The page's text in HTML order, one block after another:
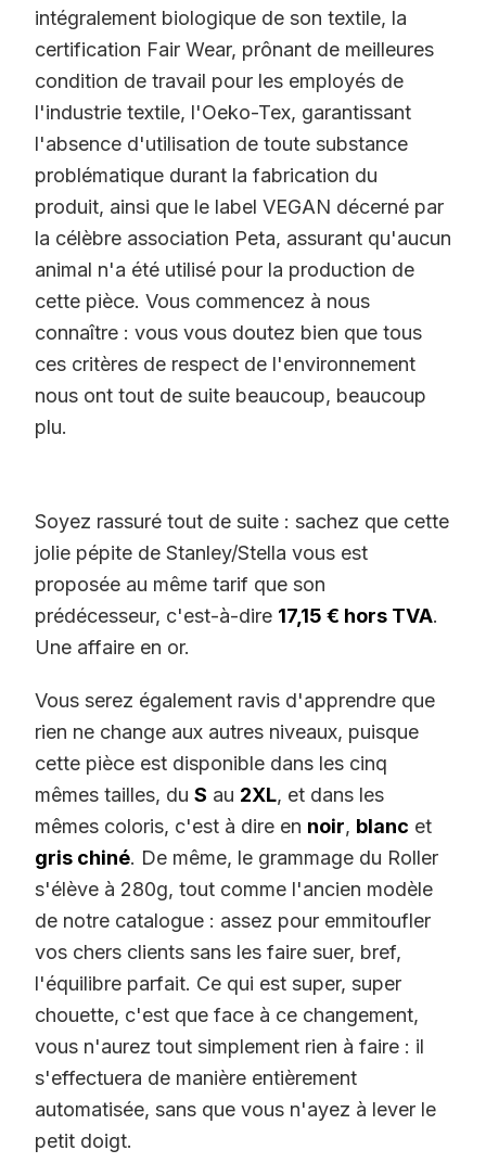
intégralement biologique de son textile, la
certification Fair Wear, prônant de meilleures
condition de travail pour les employés de
l'industrie textile, l'Oeko-Tex, garantissant
l'absence d'utilisation de toute substance
problématique durant la fabrication du
produit, ainsi que le label VEGAN décerné par
la célèbre association Peta, assurant qu'aucun
animal n'a été utilisé pour la production de
cette pièce. Vous commencez à nous
connaître : vous vous doutez bien que tous
ces critères de respect de l'environnement
nous ont tout de suite beaucoup, beaucoup
plu.
Soyez rassuré tout de suite : sachez que cette
jolie pépite de Stanley/Stella vous est
proposée au même tarif que son
prédécesseur, c'est-à-dire 17,15 € hors TVA.
Une affaire en or.
Vous serez également ravis d'apprendre que
rien ne change aux autres niveaux, puisque
cette pièce est disponible dans les cinq
mêmes tailles, du S au 2XL, et dans les
mêmes coloris, c'est à dire en noir, blanc et
gris chiné. De même, le grammage du Roller
s'élève à 280g, tout comme l'ancien modèle
de notre catalogue : assez pour emmitoufler
vos chers clients sans les faire suer, bref,
l'équilibre parfait. Ce qui est super, super
chouette, c'est que face à ce changement,
vous n'aurez tout simplement rien à faire : il
s'effectuera de manière entièrement
automatisée, sans que vous n'ayez à lever le
petit doigt.